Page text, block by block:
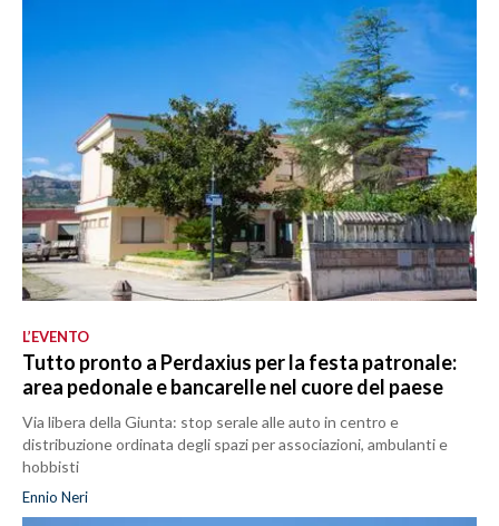
L’EVENTO
Tutto pronto a Perdaxius per la festa patronale:
area pedonale e bancarelle nel cuore del paese
Via libera della Giunta: stop serale alle auto in centro e
distribuzione ordinata degli spazi per associazioni, ambulanti e
hobbisti
Ennio Neri